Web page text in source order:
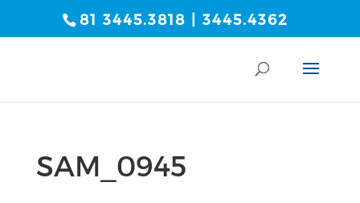
81 3445.3818 | 3445.4362
SAM_0945